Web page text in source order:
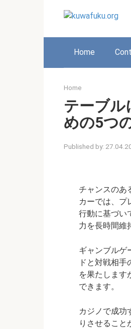
Home
Home
テーブル
めの5つ
Published by:
チャンスのあ
カーでは、プ
行動に基づい
力を長時間維
ギャンブルゲ
ドと対戦相
を果たします
できます。
カジノで成功
りさせること